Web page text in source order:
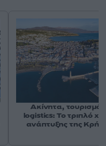
Ακίνητα,
logistics: Το τριπλό
ανάπτυξης της